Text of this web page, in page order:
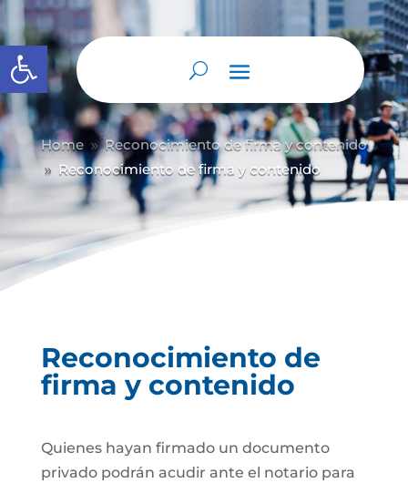
Abrir barra de herramientas
Home 9 Reconocimiento de firma y contenido
9 Reconocimiento de firma y contenido
Reconocimiento de
firma y contenido
Quienes hayan firmado un documento
privado podrán acudir ante el notario para